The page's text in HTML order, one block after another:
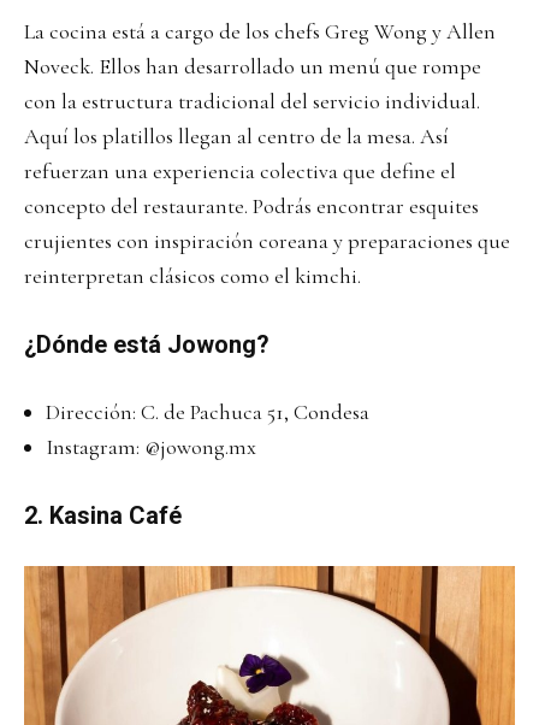
La cocina está a cargo de los chefs Greg Wong y Allen
Noveck. Ellos han desarrollado un menú que rompe
con la estructura tradicional del servicio individual.
Aquí los platillos llegan al centro de la mesa. Así
refuerzan una experiencia colectiva que define el
concepto del restaurante. Podrás encontrar esquites
crujientes con inspiración coreana y preparaciones que
reinterpretan clásicos como el kimchi.
¿Dónde está Jowong?
Dirección: C. de Pachuca 51, Condesa
Instagram: @jowong.mx
2. Kasina Café